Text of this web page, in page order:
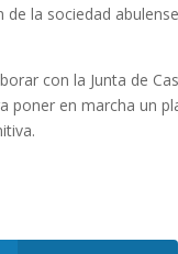
la sociedad
con la Junta de
poner en marcha un